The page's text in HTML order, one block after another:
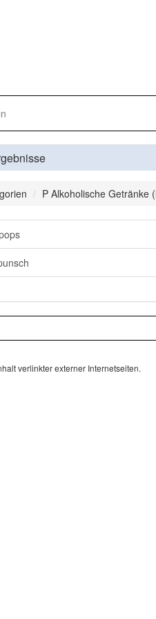
P Alkoholische Getränke
verlinkter externer Internetseiten.